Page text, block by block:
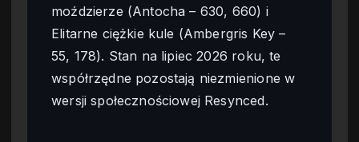
moździerze (Antocha – 630, 660) i
Elitarne ciężkie kule (Ambergris Key –
55, 178). Stan na lipiec 2026 roku, te
współrzędne pozostają niezmienione w
wersji społecznościowej Resynced.